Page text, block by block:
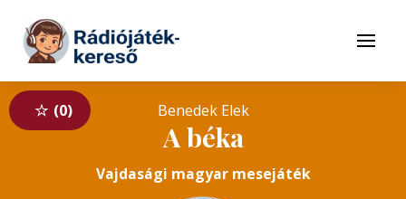
Tovább a tartalomhoz
Menü
0 Benedek Elek
A béka
Vajdasági magyar mesejáték